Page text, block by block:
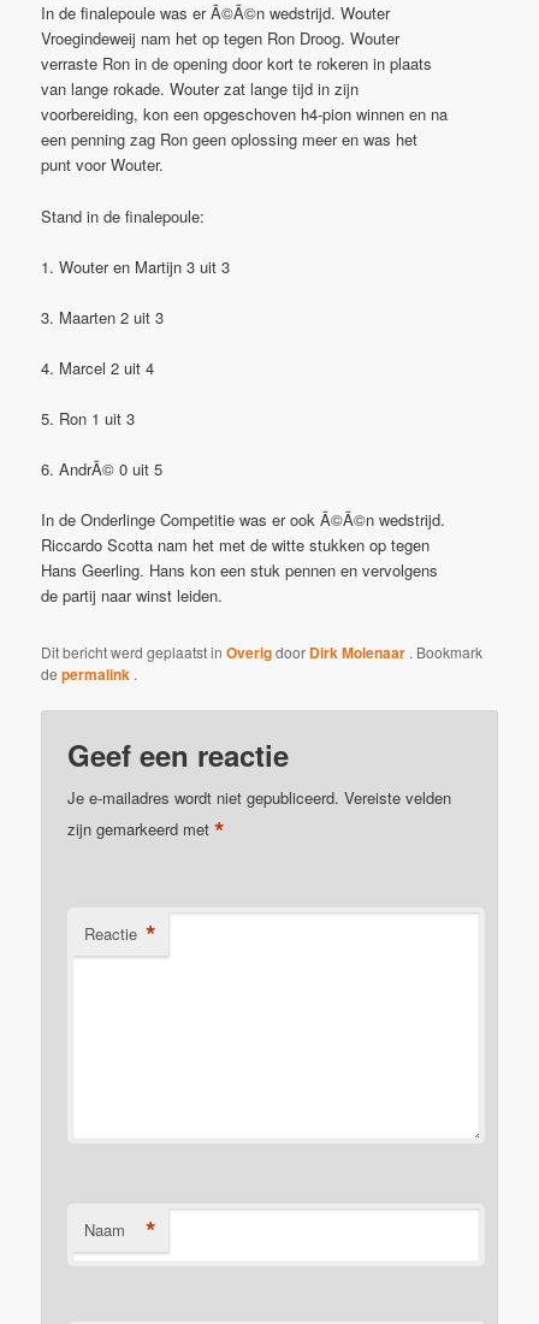
In de finalepoule was er Ã©Ã©n wedstrijd. Wouter
Vroegindeweij nam het op tegen Ron Droog. Wouter
verraste Ron in de opening door kort te rokeren in plaats
van lange rokade. Wouter zat lange tijd in zijn
voorbereiding, kon een opgeschoven h4-pion winnen en na
een penning zag Ron geen oplossing meer en was het
punt voor Wouter.
Stand in de finalepoule:
1. Wouter en Martijn 3 uit 3
3. Maarten 2 uit 3
4. Marcel 2 uit 4
5. Ron 1 uit 3
6. AndrÃ© 0 uit 5
In de Onderlinge Competitie was er ook Ã©Ã©n wedstrijd.
Riccardo Scotta nam het met de witte stukken op tegen
Hans Geerling. Hans kon een stuk pennen en vervolgens
de partij naar winst leiden.
Dit bericht werd geplaatst inOverigdoor Dirk Molenaar . Bookmark
depermalink .
Geef een reactie
Je e-mailadres wordt niet gepubliceerd. Vereiste velden
zijn gemarkeerd met*
Reactie *
Naam *